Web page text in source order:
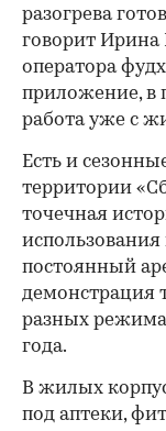
разогрева
говорит Ирина
оператора
приложение, в
работа уже с
Есть и
территории
точечная
использования
постоянный
демонстрация
разных
года.
В жилых
под аптеки,